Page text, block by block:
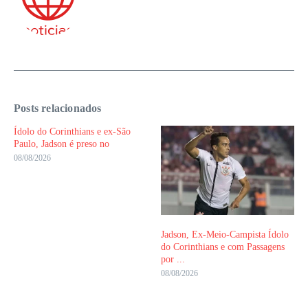
Posts relacionados
Ídolo do Corinthians e ex-São
Paulo, Jadson é preso no
08/08/2026
Jadson, Ex-Meio-Campista Ídolo
do Corinthians e com Passagens
por ...
08/08/2026